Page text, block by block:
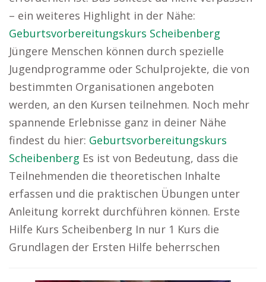
– ein weiteres Highlight in der Nähe:
Geburtsvorbereitungskurs Scheibenberg
Jüngere Menschen können durch spezielle
Jugendprogramme oder Schulprojekte, die von
bestimmten Organisationen angeboten
werden, an den Kursen teilnehmen. Noch mehr
spannende Erlebnisse ganz in deiner Nähe
findest du hier: Geburtsvorbereitungskurs
Scheibenberg Es ist von Bedeutung, dass die
Teilnehmenden die theoretischen Inhalte
erfassen und die praktischen Übungen unter
Anleitung korrekt durchführen können. Erste
Hilfe Kurs Scheibenberg In nur 1 Kurs die
Grundlagen der Ersten Hilfe beherrschen